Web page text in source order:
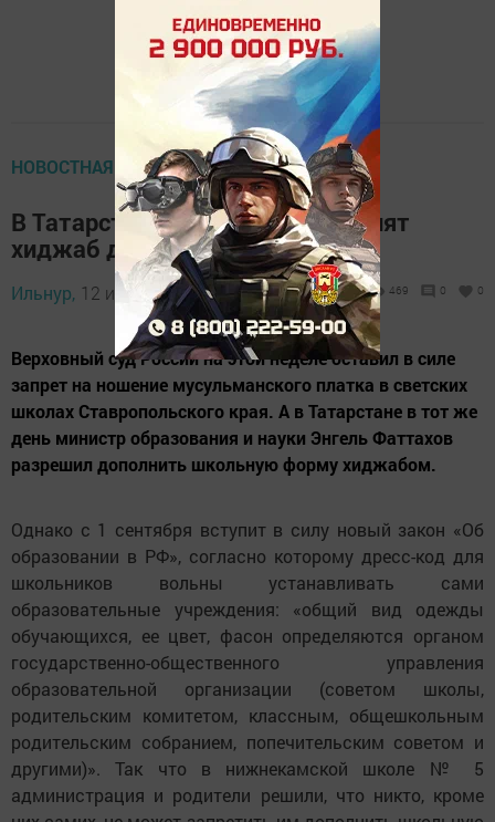
НОВОСТНАЯ ЛЕНТА
В Татарстане, возможно, узаконят
хиджаб для школьниц
Ильнур, 12 июля 2013 - 06:34 469 0 0
Верховный суд России на этой неделе оставил в силе
запрет на ношение мусульманского платка в светских
школах Ставропольского края. А в Татарстане в тот же
день министр образования и науки Энгель Фаттахов
разрешил дополнить школьную форму хиджабом.
Однако с 1 сентября вступит в силу новый закон «Об
образовании в РФ», согласно которому дресс-код для
школьников вольны устанавливать сами
образовательные учреждения: «общий вид одежды
обучающихся, ее цвет, фасон определяются органом
государственно-общественного управления
образовательной организации (советом школы,
родительским комитетом, классным, общешкольным
родительским собранием, попечительским советом и
другими)». Так что в нижнекамской школе № 5
администрация и родители решили, что никто, кроме